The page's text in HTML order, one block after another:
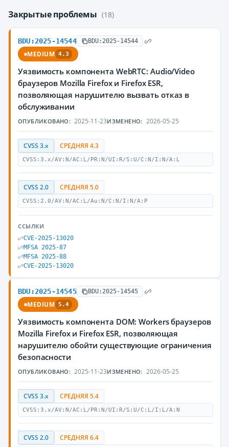
Закрытые проблемы (18)
BDU:2025-14544 BDU:2025-14544
MEDIUM 4.3
Уязвимость компонента WebRTC: Audio/Video
браузеров Mozilla Firefox и Firefox ESR,
позволяющая нарушителю вызвать отказ в
обслуживании
ОПУБЛИКОВАНО: 2025-11-23ИЗМЕНЕНО: 2026-05-25
CVSS 3.x СРЕДНЯЯ 4.3
CVSS:3.x/AV:N/AC:L/PR:N/UI:R/S:U/C:N/I:N/A:L
CVSS 2.0 СРЕДНЯЯ 5.0
CVSS:2.0/AV:N/AC:L/Au:N/C:N/I:N/A:P
ССЫЛКИ
CVE-2025-13020
MFSA 2025-87
MFSA 2025-88
CVE-2025-13020
BDU:2025-14545 BDU:2025-14545
MEDIUM 5.4
Уязвимость компонента DOM: Workers браузеров
Mozilla Firefox и Firefox ESR, позволяющая
нарушителю обойти существующие ограничения
безопасности
ОПУБЛИКОВАНО: 2025-11-23ИЗМЕНЕНО: 2026-05-25
CVSS 3.x СРЕДНЯЯ 5.4
CVSS:3.x/AV:N/AC:L/PR:N/UI:R/S:U/C:L/I:L/A:N
CVSS 2.0 СРЕДНЯЯ 6.4